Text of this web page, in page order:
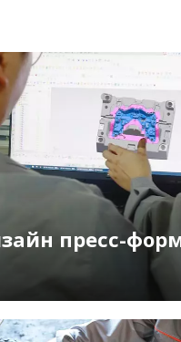
пресс-